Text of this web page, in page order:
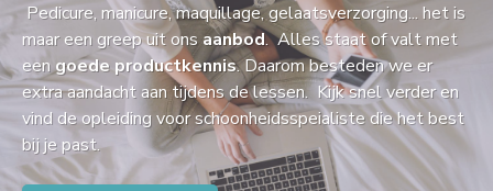
Pedicure, manicure, maquillage, gelaatsverzorging... het is
maar een greep uit ons aanbod. Alles staat of valt met
eengoede productkennis. Daarom besteden we er
extra aandacht aan tijdens de lessen. Kijk snel verder en
vind de opleiding voor schoonheidsspeialiste die het best
bij je past.